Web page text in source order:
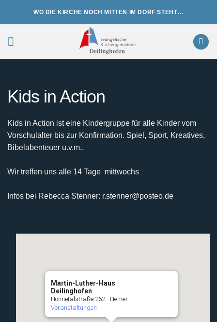
WO DIE KIRCHE NOCH MITTEN IM DORF STEHT…
Kids in Action
Kids in Action ist eine Kindergruppe für alle Kinder vom
Vorschulalter bis zur Konfirmation. Spiel, Sport, Kreatives,
Bibelabenteuer u.v.m..
Wir treffen uns alle 14 Tage mittwochs
Infos bei Rebecca Stenner: r.stenner@posteo.de
Martin-Luther-Haus
Deilinghofen
Hönnetalstraße 262 - Hemer
Veranstaltungen